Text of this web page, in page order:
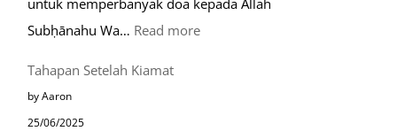
Subḥānahu Wa… Read more:
Tahapan Setelah Kiamat
by Aaron
25/06/2025